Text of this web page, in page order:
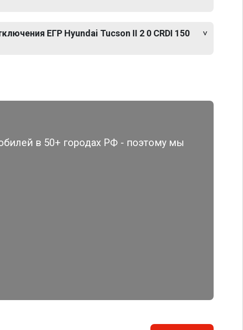
ЕГР Hyundai Tucson II 2 0 CRDI 150
в 50+ городах РФ - поэтому мы